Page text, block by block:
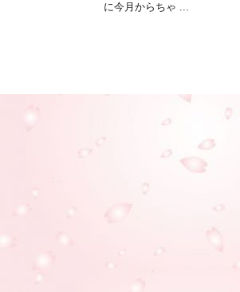
に今月からちゃ ...